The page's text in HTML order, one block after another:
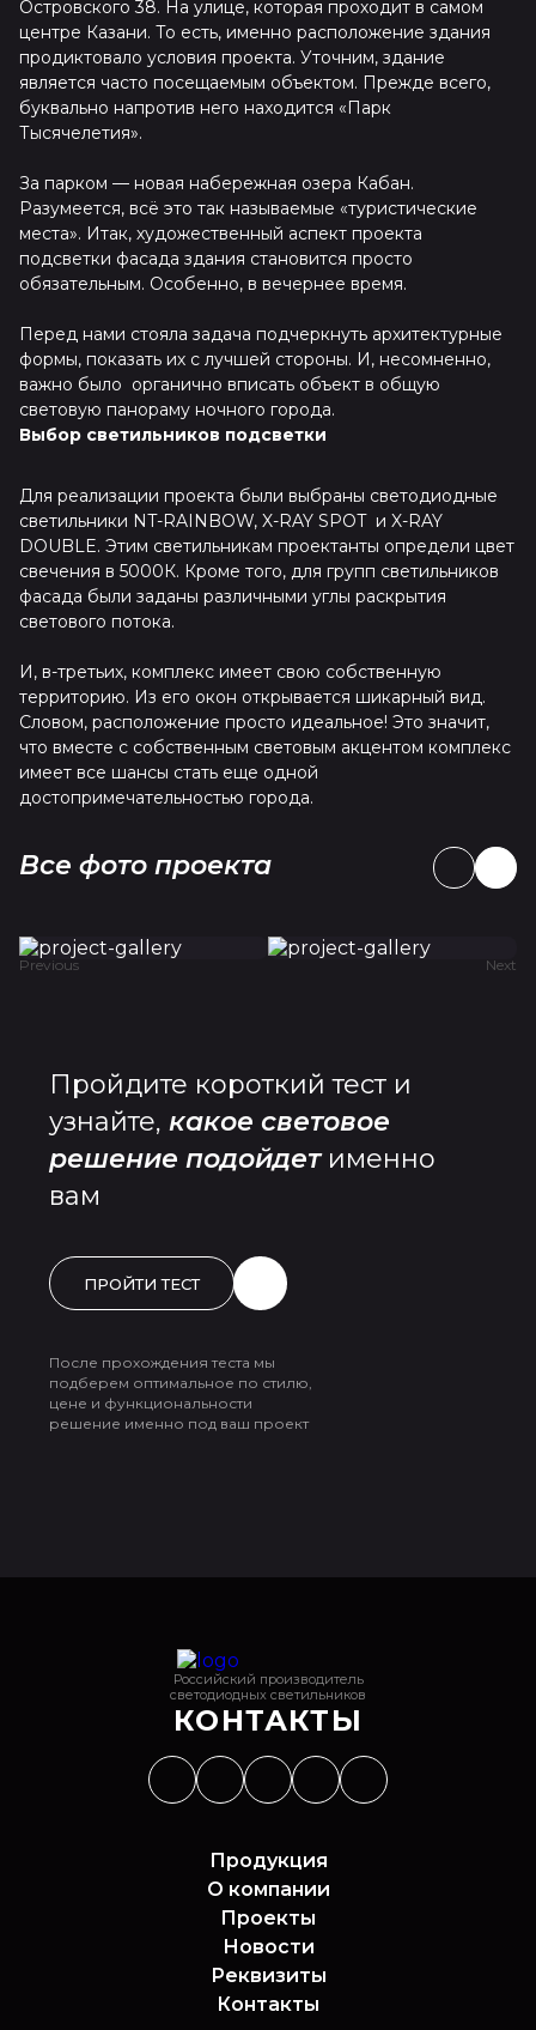
Островского 38. На улице, которая проходит в самом
центре Казани. То есть, именно расположение здания
продиктовало условия проекта. Уточним, здание
является часто посещаемым объектом. Прежде всего,
буквально напротив него находится «Парк
Тысячелетия».
За парком — новая набережная озера Кабан.
Разумеется, всё это так называемые «туристические
места». Итак, художественный аспект проекта
подсветки фасада здания становится просто
обязательным. Особенно, в вечернее время.
Перед нами стояла задача подчеркнуть архитектурные
формы, показать их с лучшей стороны. И, несомненно,
важно было органично вписать объект в общую
световую панораму ночного города.
Выбор светильников подсветки
Для реализации проекта были выбраны светодиодные
светильники NT-RAINBOW, X-RAY SPOT и X-RAY
DOUBLE. Этим светильникам проектанты определи цвет
свечения в 5000К. Кроме того, для групп светильников
фасада были заданы различными углы раскрытия
светового потока.
И, в-третьих, комплекс имеет свою собственную
территорию. Из его окон открывается шикарный вид.
Словом, расположение просто идеальное! Это значит,
что вместе с собственным световым акцентом комплекс
имеет все шансы стать еще одной
достопримечательностью города.
Все фото проекта
Previous Next
Пройдите короткий тест и
узнайте, какое световое
решение подойдетименно
вам
ПРОЙТИ ТЕСТ
После прохождения теста мы
подберем оптимальное по стилю,
цене и функциональности
решение именно под ваш проект
Российский производитель
светодиодных светильников
КОНТАКТЫ
Продукция
О компании
Проекты
Новости
Реквизиты
Контакты